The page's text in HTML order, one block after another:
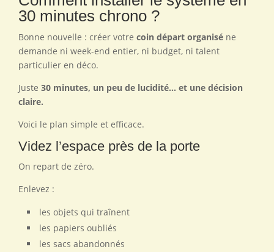
30 minutes chrono ?
Bonne nouvelle : créer votre coin départ organisé ne
demande ni week-end entier, ni budget, ni talent
particulier en déco.
Juste 30 minutes, un peu de lucidité… et une décision
claire.
Voici le plan simple et efficace.
Videz l’espace près de la porte
On repart de zéro.
Enlevez :
les objets qui traînent
les papiers oubliés
les sacs abandonnés